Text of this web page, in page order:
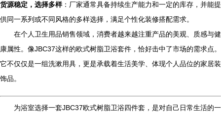
货源稳定，选择多样：厂家通常具备持续生产能力和一定的库存，并能提
供同一系列或不同风格的多样选择，满足个性化装修搭配需求。
在个人卫生用品销售领域，消费者越来越注重产品的美观、质感与健
康属性。像JBC37这样的欧式树脂卫浴套件，恰好击中了市场的需求点。
它不仅仅是一组洗漱用具，更是承载着生活美学、体现个人品位的家居装
饰品。
为浴室选择一套JBC37欧式树脂卫浴四件套，是对自己日常生活的一